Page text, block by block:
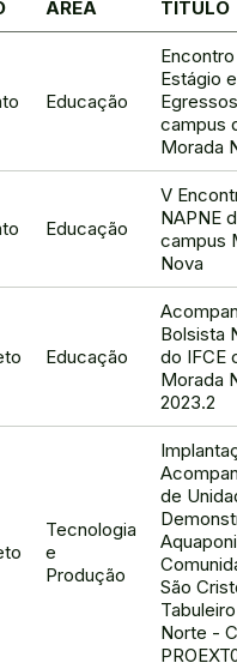
ÁREA TÍTULO
Educação
Estágio e
campus
Morada
Educação
V
NAPNE
campus
Nova
Educação
Bolsista
do IFCE
Morada
2023.2
Tecnologia
e
Produção
de
São
Norte -